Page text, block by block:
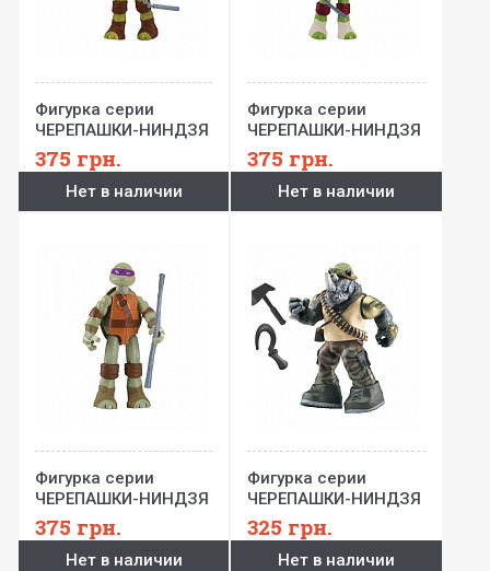
Фигурка серии
ЧЕРЕПАШКИ-НИНДЗЯ
МУТАНТ XL -
Микеланджело (27
375 грн.
Нет в наличии
Фигурка серии
ЧЕРЕПАШКИ-НИНДЗЯ
МУТАНТ XL -
Леонардо (27 см)
375 грн.
Нет в наличии
Фигурка серии
ЧЕРЕПАШКИ-НИНДЗЯ
МУТАНТ XL -
Донателло (27 см)
375 грн.
Нет в наличии
Фигурка серии
ЧЕРЕПАШКИ-НИНДЗЯ
1980 STYLE -
Рокстеди (12 см)
325 грн.
Нет в наличии